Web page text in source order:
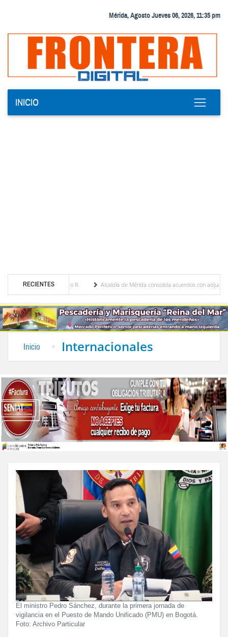
Mérida, Agosto Jueves 06, 2026, 11:35 pm
INICIO
RECIENTES
Cordero R.
Alcaldía de Mérida consolida acuerdos con adjudicatarios del Mercado
Inicio Internacionales
El ministro Pedro Sánchez, durante la primera jornada de
vigilancia en el Puesto de Mando Unificado (PMU) en Bogotá.
Foto: Archivo Particular